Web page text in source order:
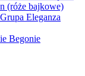
(róże bajkowe)
Grupa Eleganza
Begonie